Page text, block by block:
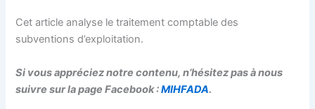
Cet article analyse le traitement comptable des
subventions d’exploitation.
Si vous appréciez notre contenu, n’hésitez pas à nous
suivre sur la page Facebook :MIHFADA.